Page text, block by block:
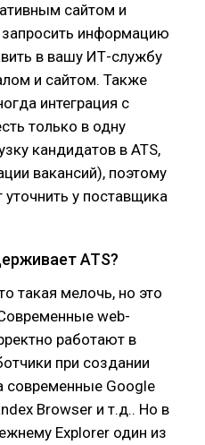
сайтом и
запросить информацию
в вашу ИТ-службу
и сайтом. Также
интеграция с
только в одну
кандидатов в ATS,
вакансий), поэтому
у поставщика
ATS?
такая мелочь, но это
web-
работают в
при создании
современные Google
Browser и т.д.. Но в
Explorer один из